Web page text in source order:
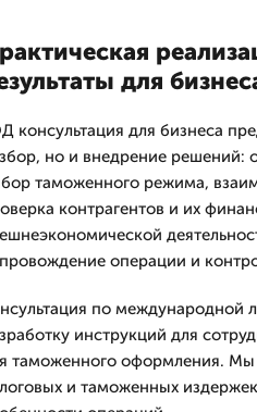
для
консультация для бизнеса
но и внедрение решений:
таможенного режима,
контрагентов и их
операции и
по международной
инструкций для
таможенного оформления.
и таможенных